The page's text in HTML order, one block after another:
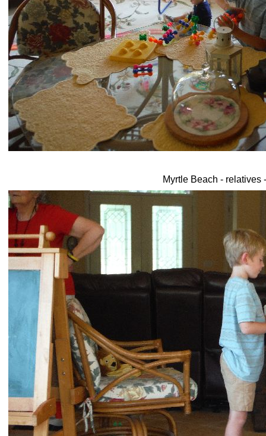
Myrtle Beach - relatives